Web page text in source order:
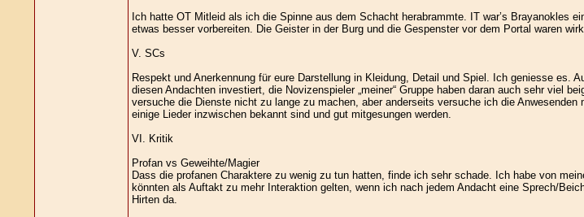
Ich hatte OT Mitleid als ich die Spinne aus dem Schacht herabrammte. IT war’s Brayanokles
etwas besser vorbereiten. Die Geister in der Burg und die Gespenster vor dem Portal waren
V. SCs
Respekt und Anerkennung für eure Darstellung in Kleidung, Detail und Spiel. Ich geniesse
diesen Andachten investiert, die Novizenspieler „meiner“ Gruppe haben daran auch sehr viel
versuche die Dienste nicht zu lange zu machen, aber anderseits versuche ich die
einige Lieder inzwischen bekannt sind und gut mitgesungen werden.
VI. Kritik
Profan vs Geweihte/Magier
Dass die profanen Charaktere zu wenig zu tun hatten, finde ich sehr schade. Ich habe von
könnten als Auftakt zu mehr Interaktion gelten, wenn ich nach jedem Andacht eine Sprech/
Hirten da.